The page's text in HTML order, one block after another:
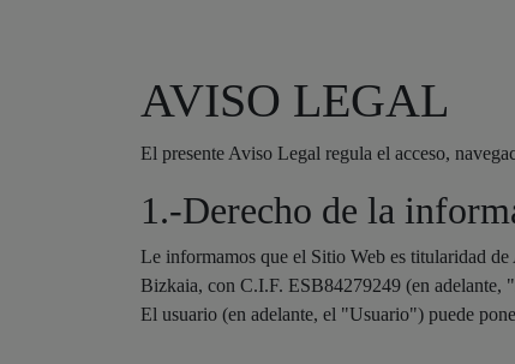
AVISO LEGAL
El presente Aviso Legal regula el acceso,
1.-Derecho de la
Le informamos que el Sitio Web es titularidad
Bizkaia, con C.I.F. ESB84279249 (en adelante,
El usuario (en adelante, el "Usuario") puede